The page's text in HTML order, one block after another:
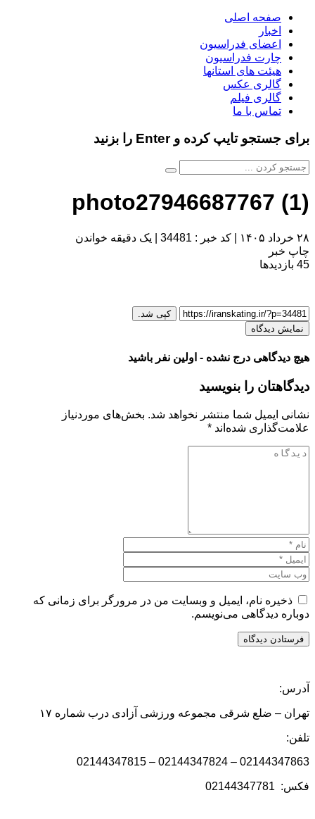
صفحه اصلی
اخبار
اعضای فدراسیون
چارت فدراسیون
هیئت های استانها
گالری عکس
گالری فیلم
تماس با ما
برای جستجو تایپ کرده و Enter را بزنید
photo27946687767 (1)
۲۸ خرداد ۱۴۰۵ کد خبر : 34481
یک دقیقه خواندن
چاپ خبر
45 بازدیدها
کپی شد.
نمایش دیدگاه
هیچ دیدگاهی درج نشده - اولین نفر باشید
دیدگاهتان را بنویسید
نشانی ایمیل شما منتشر نخواهد شد. بخش‌های موردنیاز
علامت‌گذاری شده‌اند *
ذخیره نام، ایمیل و وبسایت من در مرورگر برای زمانی که
دوباره دیدگاهی می‌نویسم.
آدرس:
تهران – ضلع شرقی مجموعه ورزشی آزادی درب شماره ۱۷
تلفن:
02144347863 – 02144347824 – 02144347815
فکس: 02144347781